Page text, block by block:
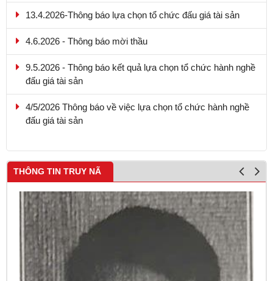
đấu giá tài sản
đấu giá tài sản
THÔNG TIN TRUY NÃ